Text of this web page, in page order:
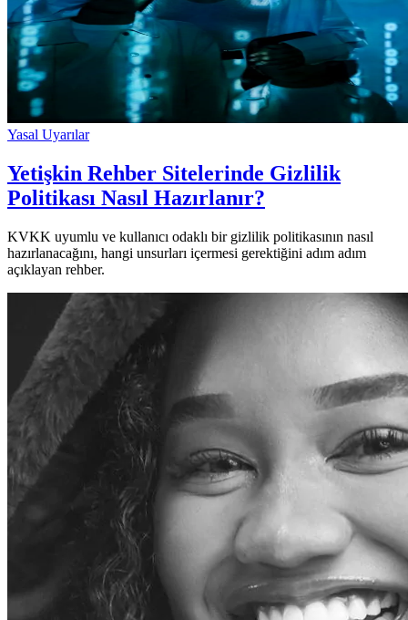
Yasal Uyarılar
Yetişkin Rehber Sitelerinde Gizlilik
Politikası Nasıl Hazırlanır?
KVKK uyumlu ve kullanıcı odaklı bir gizlilik politikasının nasıl
hazırlanacağını, hangi unsurları içermesi gerektiğini adım adım
açıklayan rehber.